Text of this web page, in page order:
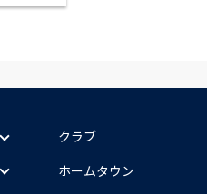
クラブ
ホームタウン